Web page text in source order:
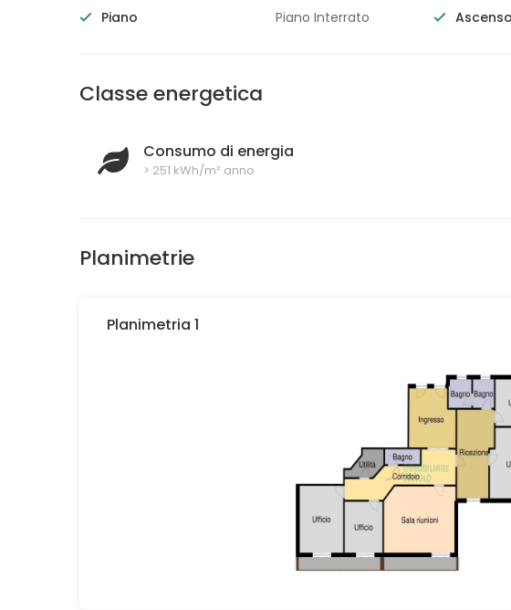
Piano
Piano Interrato
Classe energetica
Consumo di energia
> 251 kWh/m² anno
Planimetrie
Planimetria 1